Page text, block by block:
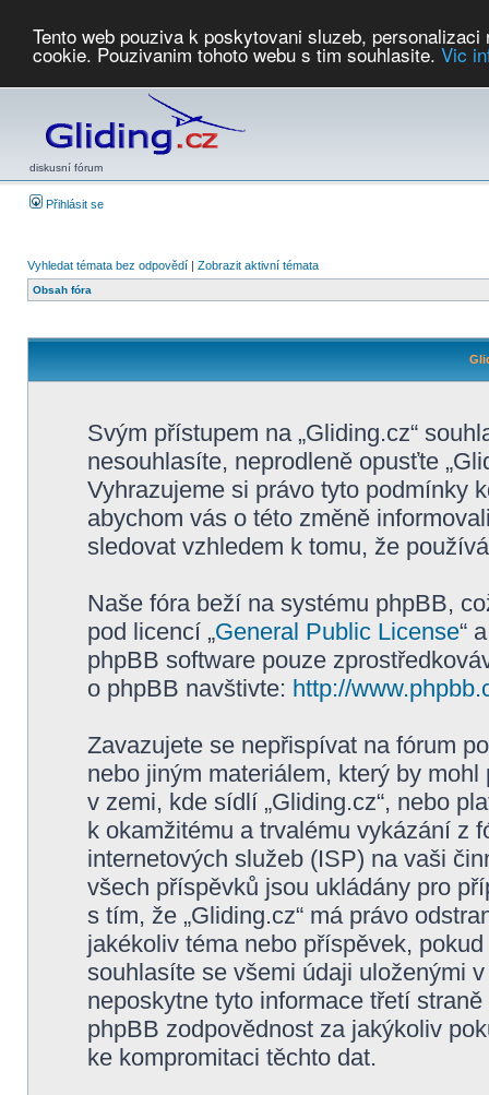
Tento web pouziva k poskytovani sluzeb,
cookie. Pouzivanim tohoto webu s tim souhlasite. Vic
diskusní fórum
Přihlásit se
Vyhledat témata bez odpovědí | Zobrazit aktivní témata
Obsah fóra
Svým přístupem na „Gliding.cz“
nesouhlasíte, neprodleně opusťte
Vyhrazujeme si právo tyto podmínky
abychom vás o této změně
sledovat vzhledem k tomu, že
Naše fóra beží na systému phpBB,
pod licencí „General Public License“
phpBB software pouze
o phpBB navštivte: http://
Zavazujete se nepřispívat na fórum
nebo jiným materiálem, který by
v zemi, kde sídlí „Gliding.cz“, nebo
k okamžitému a trvalému vykázání z
internetových služeb (ISP) na vaši
všech příspěvků jsou ukládány pro
s tím, že „Gliding.cz“ má právo
jakékoliv téma nebo příspěvek,
souhlasíte se všemi údaji uloženými
neposkytne tyto informace třetí
phpBB zodpovědnost za jakýkoliv
ke kompromitaci těchto dat.